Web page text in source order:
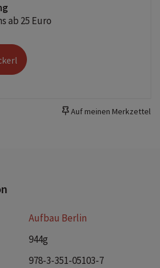
ab 25 Euro
Auf meinen Merkzettel
Aufbau Berlin
944g
978-3-351-05103-7